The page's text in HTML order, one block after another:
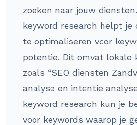
zoeken naar jouw
keyword research helpt je
te optimaliseren voor
potentie. Dit omvat lokale
zoals “SEO diensten
analyse en intentie
keyword research kun je
voor keywords waarop je